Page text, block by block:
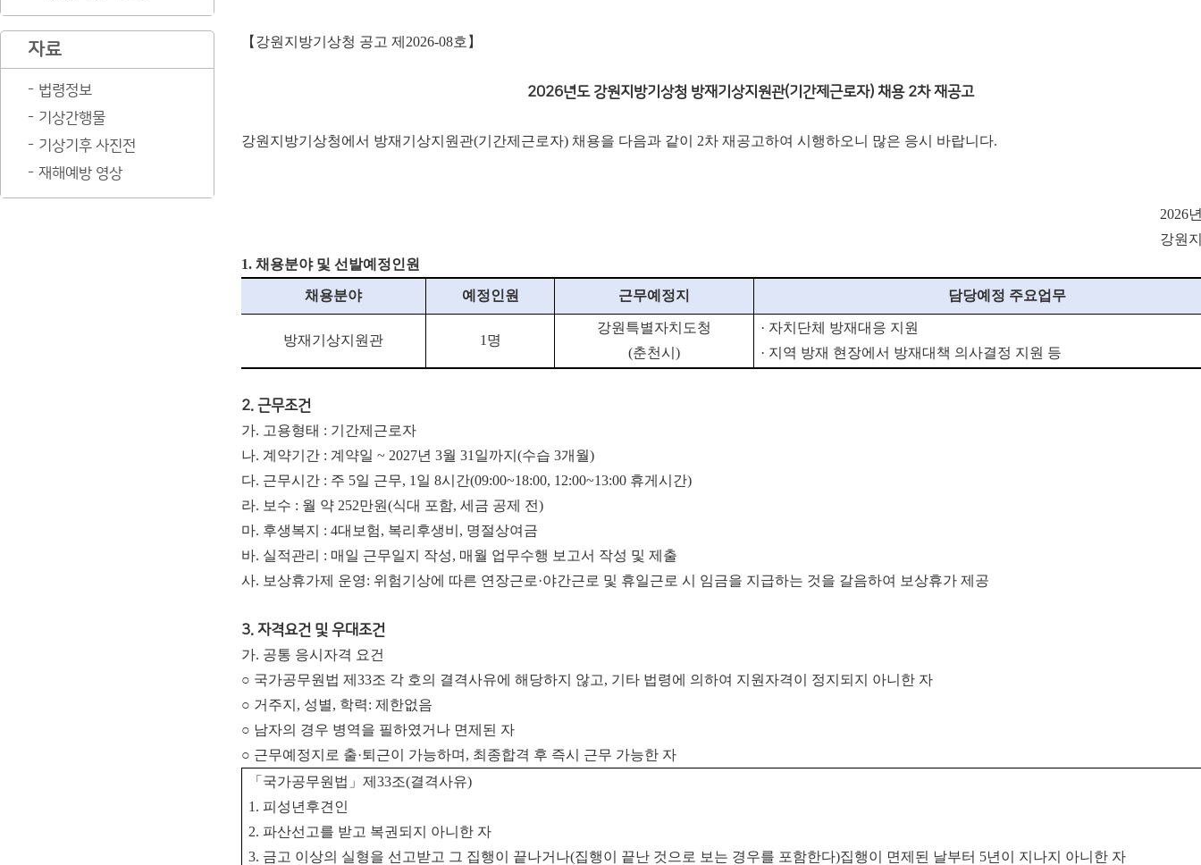
자료
법령정보
기상간행물
기상기후 사진전
재해예방 영상
【강원지방기상청 공고 제2026-08호】
2026년도 강원지방기상청 방재기상지원관(기간제근로자) 채용 2차 재공고
강원지방기상청에서 방재기상지원관(기간제근로자) 채용을 다음과 같이 2차 재공고하여 시행하오니 많은 응시 바랍니다.
2026
강원
1. 채용분야 및 선발예정인원
채용분야 예정인원 근무예정지 담당예정 주요업무
방재기상지원관 1 명
강원특별자치도청
(춘천시 )
· 자치단체 방재대응 지원
· 지역 방재 현장에서 방재대책 의사결정 지원 등
2. 근무조건
가. 고용형태 : 기간제근로자
나. 계약기간 : 계약일 ~ 2027년 3월 31일까지(수습 3개월)
다. 근무시간 : 주 5일 근무, 1일 8시간(09:00~18:00, 12:00~13:00 휴게시간)
라. 보 수 : 월 약 252만원(식대 포함, 세금 공제 전)
마. 후생복지 : 4대보험, 복리후생비, 명절상여금
바. 실적관리 : 매일 근무일지 작성, 매월 업무수행 보고서 작성 및 제출
사. 보상휴가제 운영: 위험기상에 따른 연장근로·야간근로 및 휴일근로 시 임금을 지급하는 것을 갈음하여 보상휴가 제공
3. 자격요건 및 우대조건
가. 공통 응시자격 요건
○ 국가공무원법 제33조 각 호의 결격사유에 해당하지 않고, 기타 법령에 의하여 지원자격이 정지되지 아니한 자
○ 거주지, 성별, 학력: 제한없음
○ 남자의 경우 병역을 필하였거나 면제된 자
○ 근무예정지로 출·퇴근이 가능하며, 최종합격 후 즉시 근무 가능한 자
「 국가공무원법 」 제 33조(결격사유)
1. 피성년후견인
2. 파산선고를 받고 복권되지 아니한 자
3. 금고 이상의 실형을 선고받고 그 집행이 끝나거나(집행이 끝난 것으로 보는 경우를 포함한다)집행이 면제된 날부터 5년이 지나지 아니한 자